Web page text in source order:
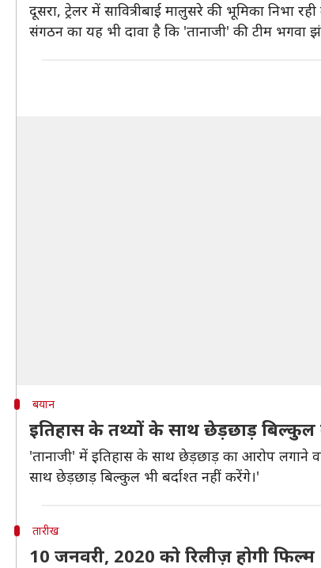
दूसरा, ट्रेलर में सावित्रीबाई मालुसरे की भूमिका निभा
संगठन का यह भी दावा है कि 'तानाजी' की टीम
बयान
इतिहास के तथ्यों के साथ छेड़छाड़ बिल्कुल
'तानाजी' में इतिहास के साथ छेड़छाड़ का आरोप लगाने
साथ छेड़छाड़ बिल्कुल भी बर्दाश्त नहीं करेंगे।'
तारीख
10 जनवरी, 2020 को रिलीज़ होगी फिल्म